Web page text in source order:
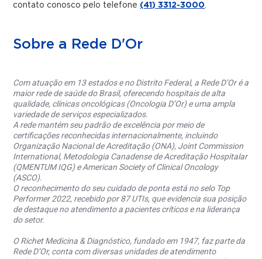
contato conosco pelo telefone (41) 3312-3000.
Sobre a Rede D'Or
Com atuação em 13 estados e no Distrito Federal, a Rede D’Or é a
maior rede de saúde do Brasil, oferecendo hospitais de alta
qualidade, clínicas oncológicas (Oncologia D’Or) e uma ampla
variedade de serviços especializados.
A rede mantém seu padrão de excelência por meio de
certificações reconhecidas internacionalmente, incluindo
Organização Nacional de Acreditação (ONA), Joint Commission
International, Metodologia Canadense de Acreditação Hospitalar
(QMENTUM IQG) e American Society of Clinical Oncology
(ASCO).
O reconhecimento do seu cuidado de ponta está no selo Top
Performer 2022, recebido por 87 UTIs, que evidencia sua posição
de destaque no atendimento a pacientes críticos e na liderança
do setor.
O Richet Medicina & Diagnóstico, fundado em 1947, faz parte da
Rede D’Or, conta com diversas unidades de atendimento